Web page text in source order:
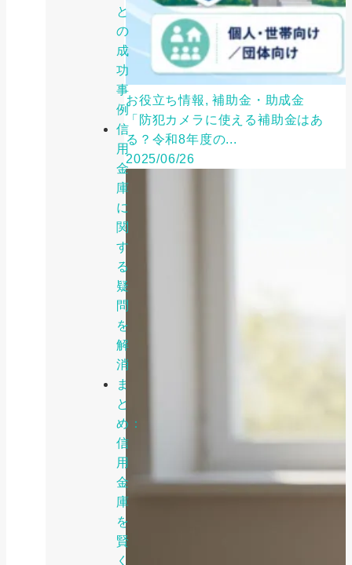
と
の
成
功
事
例
信
用
金
庫
に
関
す
る
疑
問
を
解
消
ま
と
め：
信
用
金
庫
を
賢
く
お役立ち情報, 補助金・助成金
「防犯カメラに使える補助金はあ
る？令和8年度の...
2025/06/26